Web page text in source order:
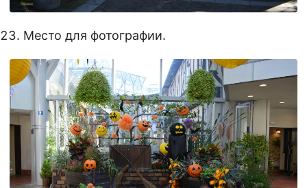
Место для фотографии.